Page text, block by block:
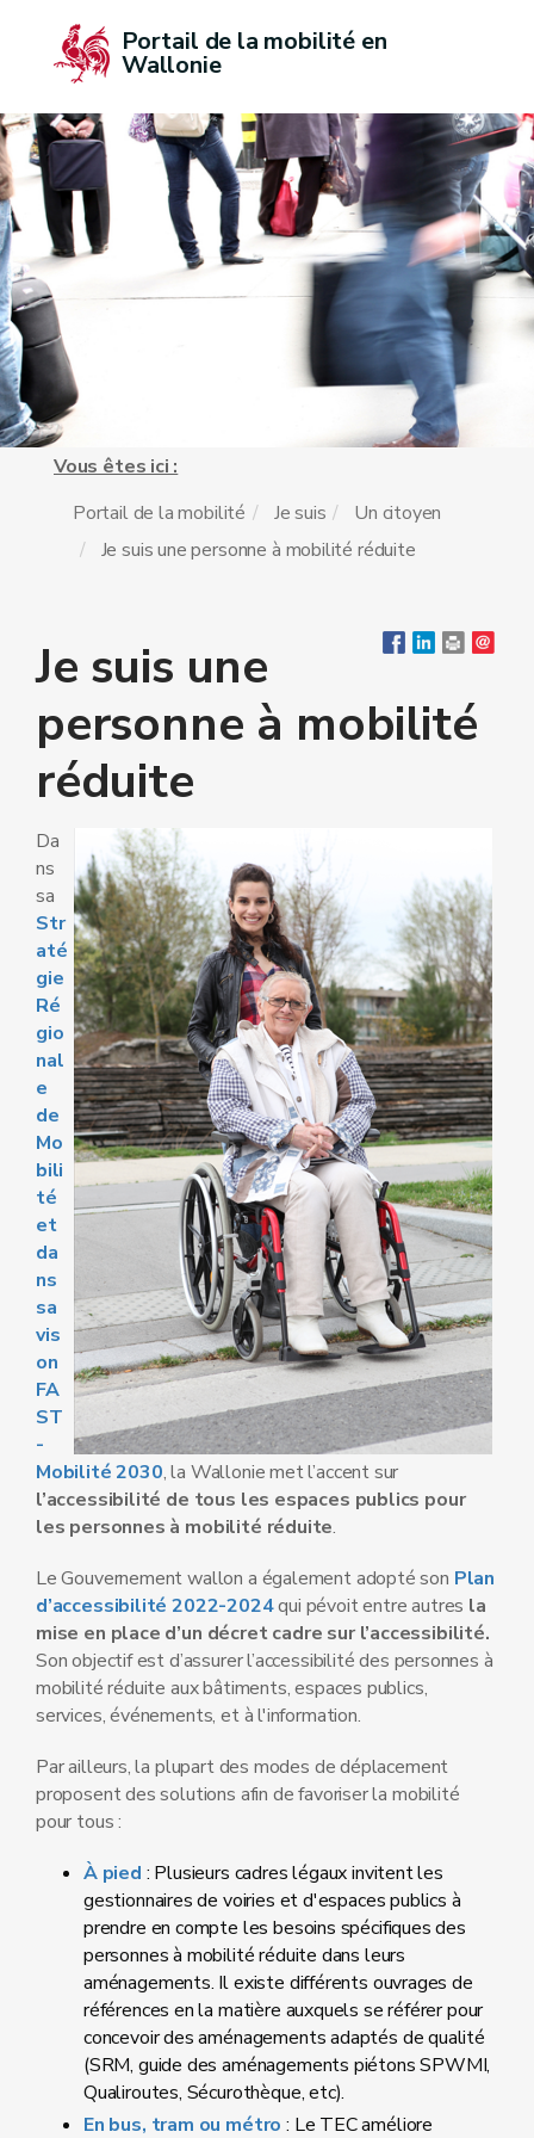
Portail de la mobilité en
Wallonie
Vous êtes ici :
Portail de la mobilité
Je suis
Un citoyen
Je suis une personne à mobilité réduite
Je suis une
personne à mobilité
réduite
Da
ns
sa
Str
até
gie
Ré
gio
nal
e
de
Mo
bili
té
et
da
ns
sa
vis
on
FA
ST
-
Mobilité 2030, la Wallonie met l’accent sur
l’accessibilité de tous les espaces publics pour
les personnes à mobilité réduite.
Le Gouvernement wallon a également adopté son Plan
d’accessibilité 2022-2024qui pévoit entre autres la
mise en place d’un décret cadre sur l’accessibilité.
Son objectif est d’assurer l’accessibilité des personnes à
mobilité réduite aux bâtiments, espaces publics,
services, événements, et à l'information.
Par ailleurs, la plupart des modes de déplacement
proposent des solutions afin de favoriser la mobilité
pour tous :
À pied : Plusieurs cadres légaux invitent les
gestionnaires de voiries et d'espaces publics à
prendre en compte les besoins spécifiques des
personnes à mobilité réduite dans leurs
aménagements. Il existe différents ouvrages de
références en la matière auxquels se référer pour
concevoir des aménagements adaptés de qualité
(SRM, guide des aménagements piétons SPWMI,
Qualiroutes, Sécurothèque, etc).
En bus, tram ou métro : Le TEC améliore